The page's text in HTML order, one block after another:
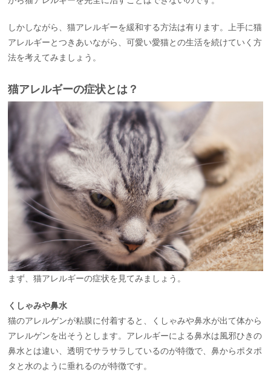
しかしながら、猫アレルギーを緩和する方法は有ります。上手に猫
アレルギーとつきあいながら、可愛い愛猫との生活を続けていく方
法を考えてみましょう。
猫アレルギーの症状とは？
まず、猫アレルギーの症状を見てみましょう。
くしゃみや鼻水
猫のアレルゲンが粘膜に付着すると、くしゃみや鼻水が出て体から
アレルゲンを出そうとします。アレルギーによる鼻水は風邪ひきの
鼻水とは違い、透明でサラサラしているのが特徴で、鼻からポタポ
タと水のように垂れるのが特徴です。